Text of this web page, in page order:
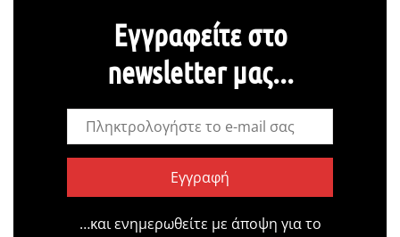
Εγγραφείτε στο
newsletter μας...
Εγγραφή
…και ενημερωθείτε με άποψη για το